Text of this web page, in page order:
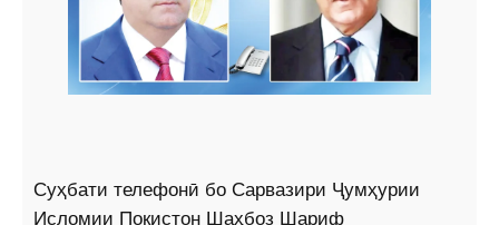
Суҳбати телефонӣ бо Сарвазири Ҷумҳурии
Исломии Покистон Шаҳбоз Шариф